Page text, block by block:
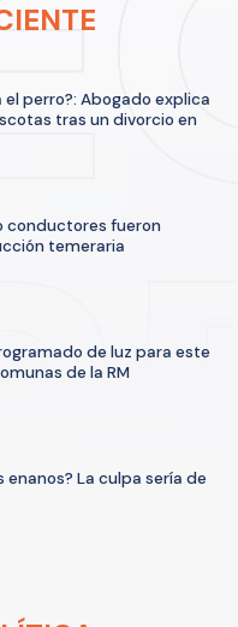
perro?: Abogado explica
tras un divorcio en
conductores fueron
temeraria
de luz para este
de la RM
enanos? La culpa sería de